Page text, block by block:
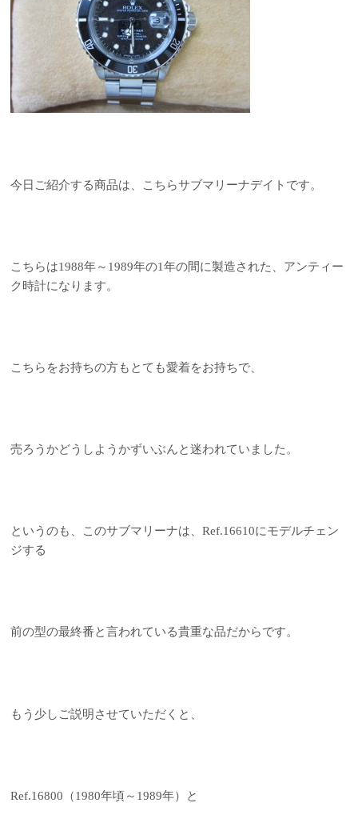
今日ご紹介する商品は、こちらサブマリーナデイトです。
こちらは1988年～1989年の1年の間に製造された、アンティー
ク時計になります。
こちらをお持ちの方もとても愛着をお持ちで、
売ろうかどうしようかずいぶんと迷われていました。
というのも、このサブマリーナは、Ref.16610にモデルチェン
ジする
前の型の最終番と言われている貴重な品だからです。
もう少しご説明させていただくと、
Ref.16800（1980年頃～1989年）と